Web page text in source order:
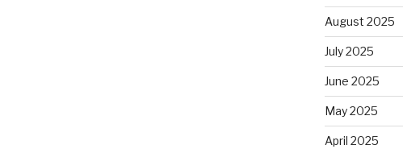
August 2025
July 2025
June 2025
May 2025
April 2025